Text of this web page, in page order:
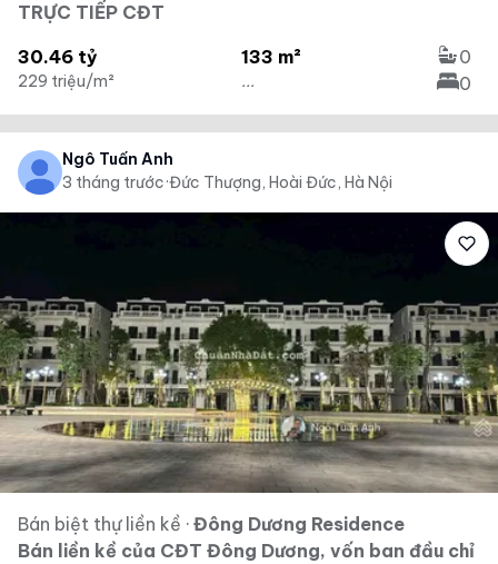
TRỰC TIẾP CĐT
30.46 tỷ
229 triệu/m²
133 m²
...
0
0
Ngô Tuấn Anh
3 tháng trước·Đức Thượng, Hoài Đức, Hà Nội
Bán biệt thự liền kề · Đông Dương Residence
Bán liền kề của CĐT Đông Dương, vốn ban đầu chỉ